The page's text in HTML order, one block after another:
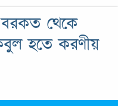
থেকে
হতে করণীয়